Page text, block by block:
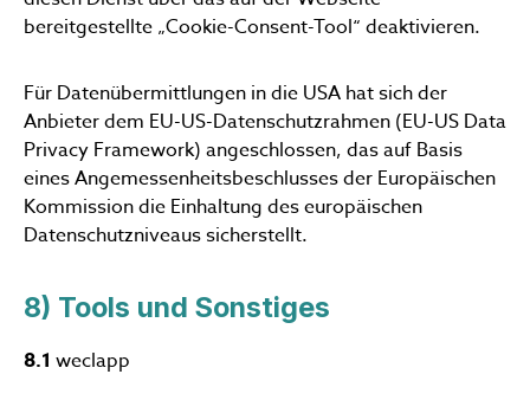
bereitgestellte „Cookie-Consent-Tool“ deaktivieren.
Für Datenübermittlungen in die USA hat sich der
Anbieter dem EU-US-Datenschutzrahmen (EU-US Data
Privacy Framework) angeschlossen, das auf Basis
eines Angemessenheitsbeschlusses der Europäischen
Kommission die Einhaltung des europäischen
Datenschutzniveaus sicherstellt.
8) Tools und Sonstiges
8.1 weclapp